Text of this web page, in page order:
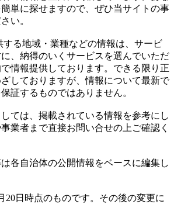
単に探せますので、ぜひ当サイトの事
い。
る地域・業種などの情報は、サービ
、納得のいくサービスを選んでいただ
情報提供しております。できる限り正
しておりますが、情報について最新で
証するものではありません。
ては、掲載されている情報を参考にし
業者まで直接お問い合せの上ご確認く
各自治体の公開情報をベースに編集し
20日時点のものです。その後の変更に